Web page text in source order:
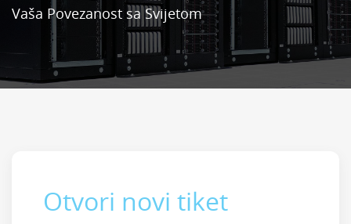
Vaša Povezanost sa Svijetom
Otvori novi tiket